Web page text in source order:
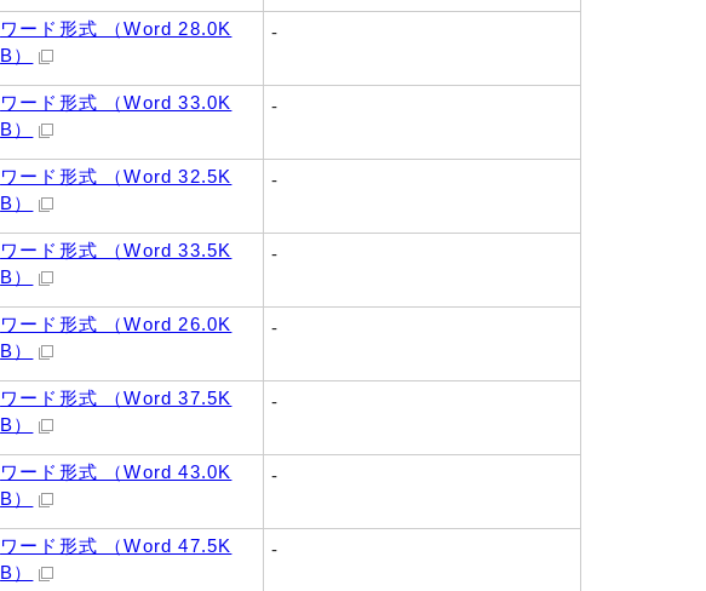
ワード形式 （Word 28.0K
B）
-
ワード形式 （Word 33.0K
B）
-
ワード形式 （Word 32.5K
B）
-
ワード形式 （Word 33.5K
B）
-
ワード形式 （Word 26.0K
B）
-
ワード形式 （Word 37.5K
B）
-
ワード形式 （Word 43.0K
B）
-
ワード形式 （Word 47.5K
B）
-